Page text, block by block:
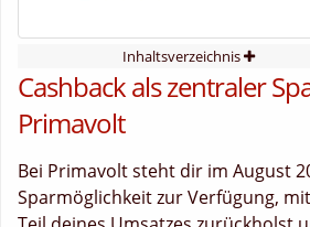
Inhaltsverzeichnis
Cashback als zentraler
Primavolt
Bei Primavolt steht dir im August
Sparmöglichkeit zur Verfügung,